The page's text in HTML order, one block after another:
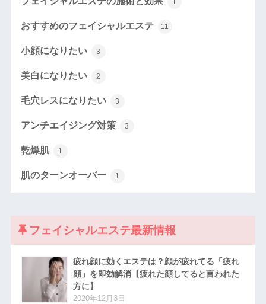
1
おすすめのフェイシャルエステ 11
小顔になりたい 3
美白になりたい 2
毛穴レスになりたい 3
アンチエイジング対策 3
乾燥肌 1
肌のターンオーバー 1
フェイシャルエステ最新情報
疲れ顔に効くエステは？顔が疲れてる「疲れ
顔」を即効解消【疲れた顔してると言われた
方に】
2020年12月3日